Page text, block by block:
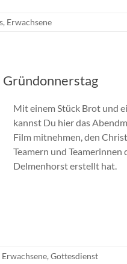
, Erwachsene
Mit einem Stück Brot und
kannst Du hier das
Film mitnehmen, den
Teamern und
Delmenhorst erstellt hat.
Erwachsene, Gottesdienst